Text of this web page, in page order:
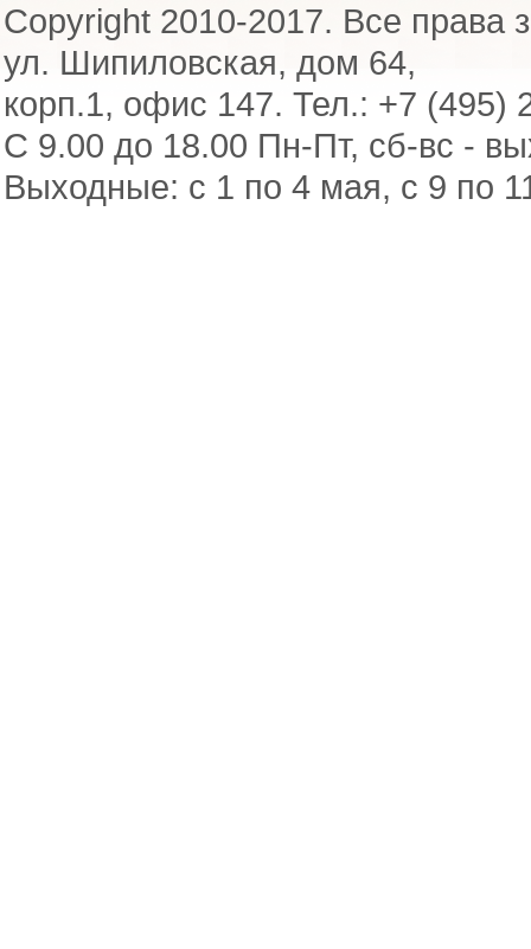
Copyright 2010-2017. Все права
ул. Шипиловская, дом 64,
корп.1, офис 147. Тел.: +7 (495)
С 9.00 до 18.00 Пн-Пт, сб-вс -
Выходные: с 1 по 4 мая, с 9 по